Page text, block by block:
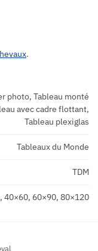
.
photo, Tableau monté
avec cadre flottant,
Tableau plexiglas
Tableaux du Monde
TDM
40×60, 60×90, 80×120